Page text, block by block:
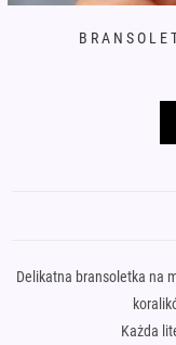
Delikatna bransoletka na
Każda